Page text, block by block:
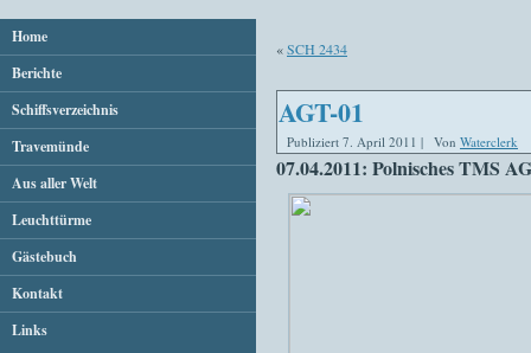
Home
Berichte
Schiffsverzeichnis
Travemünde
Aus aller Welt
Leuchttürme
Gästebuch
Kontakt
Links
«SCH 2434
AGT-01
Publiziert 7. April 2011 | Von Waterclerk
07.04.2011: Polnisches TMS